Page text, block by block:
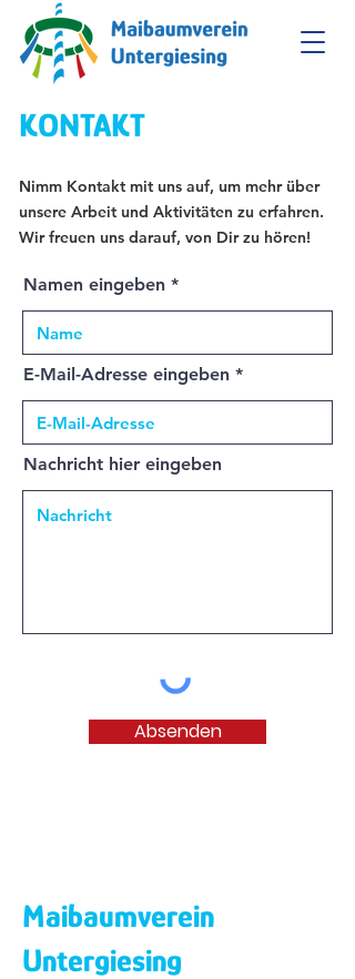
KONTAKT
Nimm Kontakt mit uns auf, um mehr über
unsere Arbeit und Aktivitäten zu erfahren.
Wir freuen uns darauf, von Dir zu hören!
Namen eingeben
E-Mail-Adresse eingeben
Nachricht hier eingeben
Absenden
Maibaumverein
Untergiesing